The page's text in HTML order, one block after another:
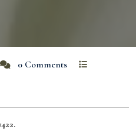
0 Comments